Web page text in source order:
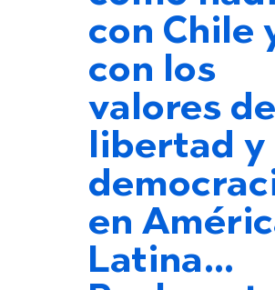
con Chile
con los
valores
libertad y
en
Latina…